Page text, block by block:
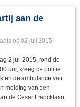
aan de
op 02 juli 2015
2 juli 2015, rond de
uur, kreeg de politie
en de ambulance van
melding van een
de Cesar Francklaan.